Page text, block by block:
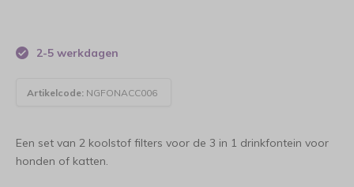
2-5 werkdagen
Artikelcode: NGFONACC006
Een set van 2 koolstof filters voor de 3 in 1 drinkfontein voor
honden of katten.